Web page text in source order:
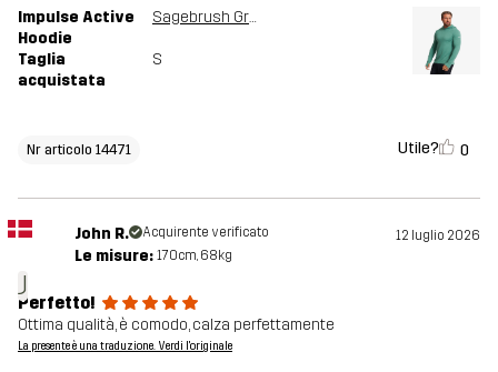
Impulse Active
Hoodie
Sagebrush Green Melange
Taglia
acquistata
S
Nr articolo 14471 Utile? 0
J
John R. Acquirente verificato 12 luglio 2026
Le misure: 170cm, 68kg
Perfetto!
Ottima qualità, è comodo, calza perfettamente
La presente è una traduzione. Verdi l'originale